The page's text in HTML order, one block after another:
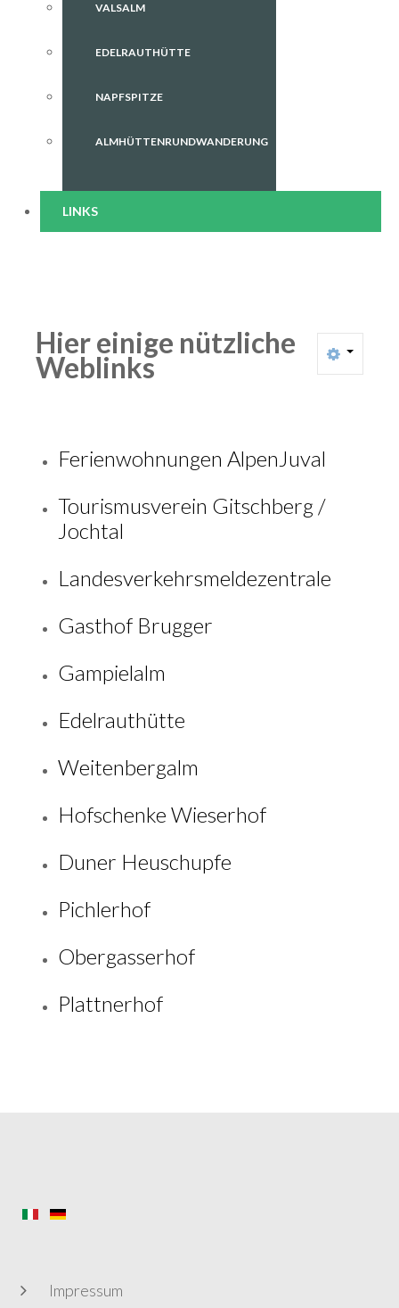
VALSALM
EDELRAUTHÜTTE
NAPFSPITZE
ALMHÜTTENRUNDWANDERUNG
LINKS
Hier einige nützliche
Weblinks
Ferienwohnungen AlpenJuval
Tourismusverein Gitschberg /
Jochtal
Landesverkehrsmeldezentrale
Gasthof Brugger
Gampielalm
Edelrauthütte
Weitenbergalm
Hofschenke Wieserhof
Duner Heuschupfe
Pichlerhof
Obergasserhof
Plattnerhof
Impressum